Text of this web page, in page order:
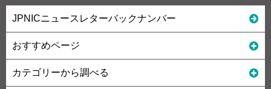
JPNICニュースレターバックナンバー
おすすめページ
カテゴリーから調べる